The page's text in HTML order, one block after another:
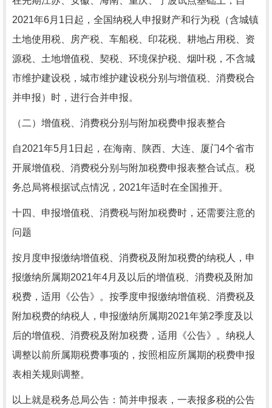
2021年6月1日起，全国纳税人申报财产和行为税（含城镇
土地使用税、房产税、车船税、印花税、耕地占用税、资
源税、土地增值税、契税、环境保护税、烟叶税，不含城
市维护建设税，城市维护建设税分别与增值税、消费税合
并申报）时，进行合并申报。
（二）增值税、消费税分别与附加税费申报表整合
自2021年5月1日起，在海南、陕西、大连、厦门4个省市
开展增值税、消费税分别与附加税费申报表整合试点。税
务总局将根据试点情况，2021年适时在全国推开。
十四、申报增值税、消费税与附加税费时，还需要注意的
问题
按月度申报缴纳增值税、消费税及附加税费的纳税人，申
报缴纳所属期2021年4月及以后的增值税、消费税及附加
税费，适用《公告》。按季度申报缴纳增值税、消费税及
附加税费的纳税人，申报缴纳所属期2021年第2季度及以
后的增值税、消费税及附加税费，适用《公告》。纳税人
调整以前所属期税费事项的，按照相应所属期的税费申报
表相关规则调整。
以上就是税务总局公告：简并申报表，一表报多税的公告